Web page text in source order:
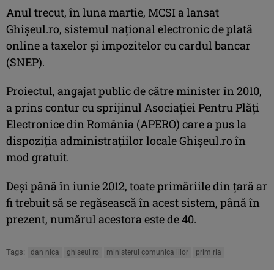
Anul trecut, în luna martie, MCSI a lansat
Ghişeul.ro, sistemul naţional electronic de plată
online a taxelor şi impozitelor cu cardul bancar
(SNEP).
Proiectul, angajat public de către minister în 2010,
a prins contur cu sprijinul Asociaţiei Pentru Plăţi
Electronice din România (APERO) care a pus la
dispoziţia administraţiilor locale Ghişeul.ro în
mod gratuit.
Deşi până în iunie 2012, toate primăriile din ţară ar
fi trebuit să se regăsească în acest sistem, până în
prezent, numărul acestora este de 40.
Tags: dan nica ghiseul ro ministerul comunica iilor prim ria